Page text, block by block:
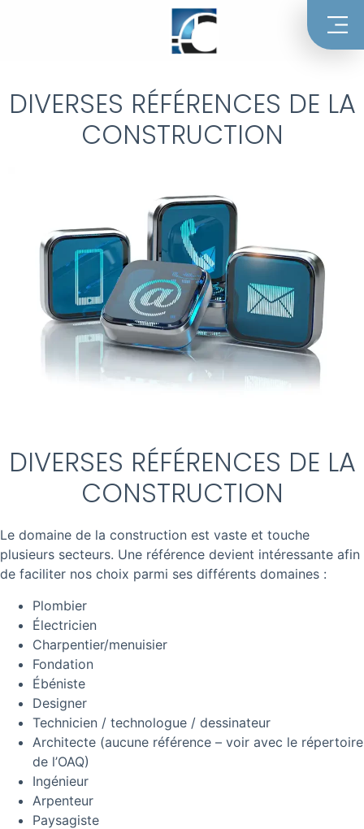
DIVERSES RÉFÉRENCES DE LA
CONSTRUCTION
DIVERSES RÉFÉRENCES DE LA
CONSTRUCTION
Le domaine de la construction est vaste et touche
plusieurs secteurs. Une référence devient intéressante afin
de faciliter nos choix parmi ses différents domaines :
Plombier
Électricien
Charpentier/menuisier
Fondation
Ébéniste
Designer
Technicien / technologue / dessinateur
Architecte (aucune référence – voir avec le répertoire
de l’OAQ)
Ingénieur
Arpenteur
Paysagiste